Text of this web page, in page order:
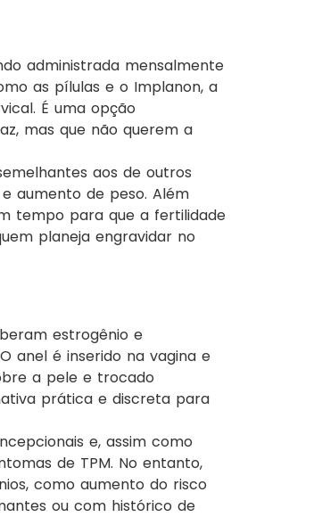
administrada mensalmente
as pílulas e o Implanon, a
É uma opção
mas que não querem a
aos de outros
aumento de peso. Além
tempo para que a fertilidade
planeja engravidar no
estrogênio e
anel é inserido na vagina e
a pele e trocado
prática e discreta para
e, assim como
de TPM. No entanto,
como aumento do risco
ou com histórico de